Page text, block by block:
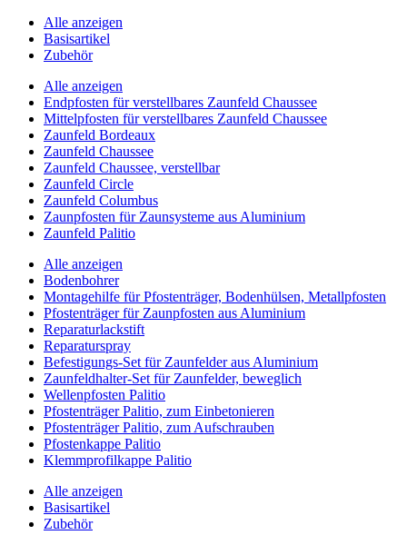
Alle anzeigen
Basisartikel
Zubehör
Alle anzeigen
Endpfosten für verstellbares Zaunfeld Chaussee
Mittelpfosten für verstellbares Zaunfeld Chaussee
Zaunfeld Bordeaux
Zaunfeld Chaussee
Zaunfeld Chaussee, verstellbar
Zaunfeld Circle
Zaunfeld Columbus
Zaunpfosten für Zaunsysteme aus Aluminium
Zaunfeld Palitio
Alle anzeigen
Bodenbohrer
Montagehilfe für Pfostenträger, Bodenhülsen, Metallpfosten
Pfostenträger für Zaunpfosten aus Aluminium
Reparaturlackstift
Reparaturspray
Befestigungs-Set für Zaunfelder aus Aluminium
Zaunfeldhalter-Set für Zaunfelder, beweglich
Wellenpfosten Palitio
Pfostenträger Palitio, zum Einbetonieren
Pfostenträger Palitio, zum Aufschrauben
Pfostenkappe Palitio
Klemmprofilkappe Palitio
Alle anzeigen
Basisartikel
Zubehör